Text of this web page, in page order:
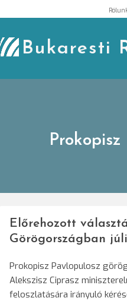
to
content
Bukaresti
Prokopisz
Előrehozott
Görögországban
Prokopisz Pavlopulosz
Alekszisz Ciprasz
feloszlatására irányuló